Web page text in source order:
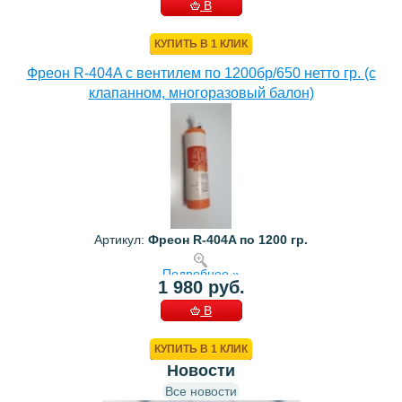
В
КУПИТЬ В 1 КЛИК
Фреон R-404A с вентилем по 1200бр/650 нетто гр. (с
клапанном, многоразовый балон)
Артикул: Фреон R-404A по 1200 гр.
Подробнее »
1 980 руб.
В
КУПИТЬ В 1 КЛИК
Новости
Все новости